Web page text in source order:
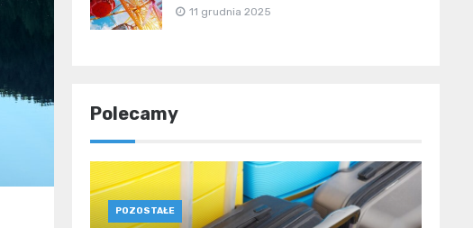
11 grudnia 2025
Polecamy
POZOSTAŁE